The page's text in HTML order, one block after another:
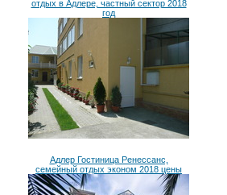
отдых в Адлере, частный сектор 2018
год
Адлер Гостиница Ренессанс,
семейный отдых эконом 2018 цены